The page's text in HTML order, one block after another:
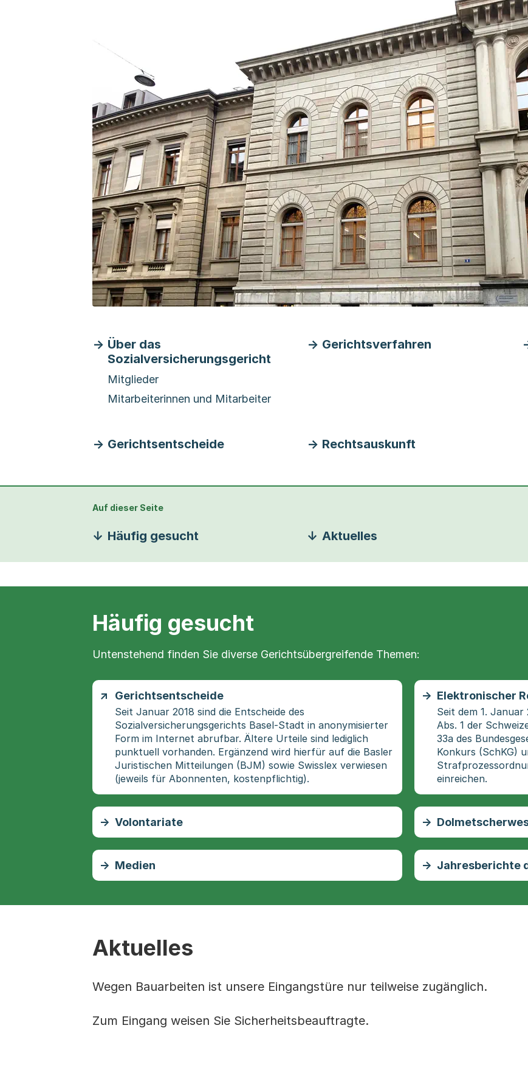
Über das
Sozialversicherungsgericht
Mitglieder
Mitarbeiterinnen und Mitarbeiter
Gerichtsverfahren
Gerichtsentscheide Rechtsauskunft
Auf dieser Seite
Häufig gesucht Aktuelles
Häufig gesucht
Untenstehend finden Sie diverse Gerichtsübergreifende Themen:
Gerichtsentscheide
Seit Januar 2018 sind die Entscheide des
Sozialversicherungsgerichts Basel-Stadt in anonymisierter
Form im Internet abrufbar. Ältere Urteile sind lediglich
punktuell vorhanden. Ergänzend wird hierfür auf die Basler
Juristischen Mitteilungen (BJM) sowie Swisslex verwiesen
(jeweils für Abonnenten, kostenpflichtig).
Elektronischer
Seit dem 1. Januar
Abs. 1 der
33a des
Konkurs (SchKG)
einreichen.
Volontariate
Medien Jahresberichte
Aktuelles
Wegen Bauarbeiten ist unsere Eingangstüre nur teilweise zugänglich.
Zum Eingang weisen Sie Sicherheitsbeauftragte.